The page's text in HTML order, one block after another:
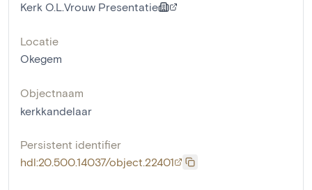
Kerk O.L.Vrouw Presentatie
Locatie
Okegem
Objectnaam
kerkkandelaar
Persistent identifier
hdl:20.500.14037/object.22401